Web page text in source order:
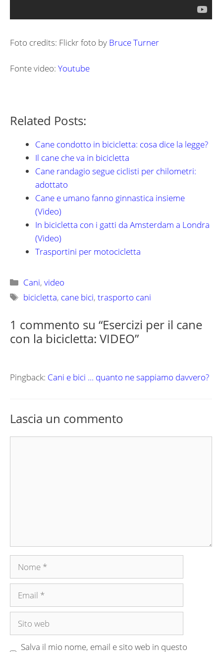
Foto credits: Flickr foto by Bruce Turner
Fonte video: Youtube
Related Posts:
Cane condotto in bicicletta: cosa dice la legge?
Il cane che va in bicicletta
Cane randagio segue ciclisti per chilometri:
adottato
Cane e umano fanno ginnastica insieme
(Video)
In bicicletta con i gatti da Amsterdam a Londra
(Video)
Trasportini per motocicletta
Categorie
Cani,video
Tag
bicicletta, cane bici,trasporto cani
1 commento su “Esercizi per il cane
con la bicicletta: VIDEO”
Pingback: Cani e bici ... quanto ne sappiamo davvero?
Lascia un commento
Nome
Email
Sito
Salva il mio nome, email e sito web in questo